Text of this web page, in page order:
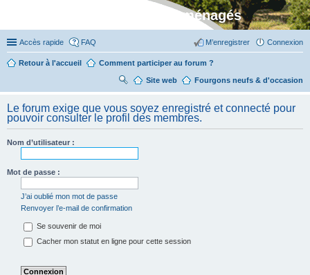
Stylevan - Vans aménagés
Accès rapide FAQ Connexion
M’enregistrer
Retour à l'accueil Comment participer au forum ?
Fourgons neufs & d'occasion
Site web
R
her
ch
er
Le forum exige que vous soyez enregistré et connecté pour
pouvoir consulter le profil des membres.
Nom d’utilisateur :
Mot de passe :
J’ai oublié mon mot de passe
Renvoyer l’e-mail de confirmation
Se souvenir de moi
Cacher mon statut en ligne pour cette session